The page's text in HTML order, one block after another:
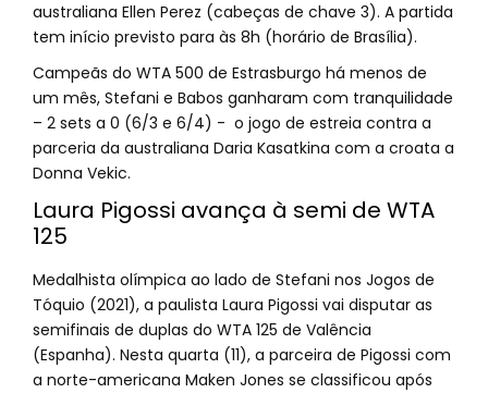
australiana Ellen Perez (cabeças de chave 3). A partida
tem início previsto para às 8h (horário de Brasília).
Campeãs do WTA 500 de Estrasburgo há menos de
um mês, Stefani e Babos ganharam com tranquilidade
– 2 sets a 0 (6/3 e 6/4) - o jogo de estreia contra a
parceria da australiana Daria Kasatkina com a croata a
Donna Vekic.
Laura Pigossi avança à semi de WTA
125
Medalhista olímpica ao lado de Stefani nos Jogos de
Tóquio (2021), a paulista Laura Pigossi vai disputar as
semifinais de duplas do WTA 125 de Valência
(Espanha). Nesta quarta (11), a parceira de Pigossi com
a norte-americana Maken Jones se classificou após